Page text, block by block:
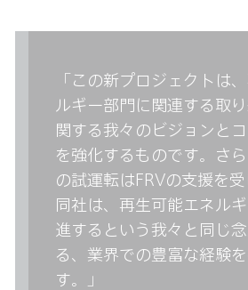
「この新プロジェクトは
ルギー部門に関連する取
関する我々のビジョンと
を強化するものです。さ
の試運転はFRVの支援を受
同社は、再生可能エネル
進するという我々と同じ
る、業界での豊富な経験
す。」